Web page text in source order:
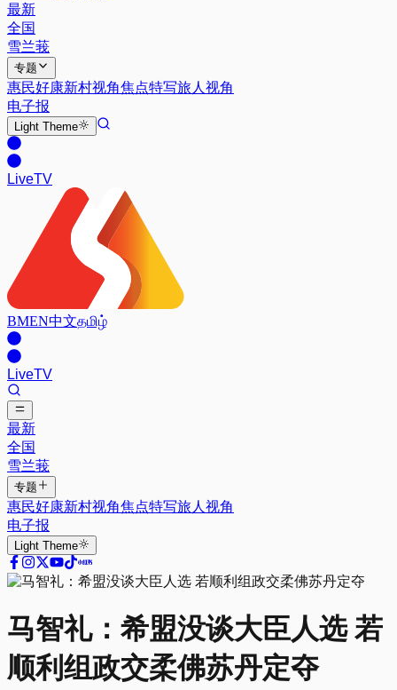
最新
全国
雪兰莪
专题
惠民好康新村视角焦点特写旅人视角
电子报
Light Theme
LiveTV
BMEN中文தமிழ்
LiveTV
最新
全国
雪兰莪
专题
惠民好康新村视角焦点特写旅人视角
电子报
Light Theme
马智礼：希盟没谈大臣人选 若
顺利组政交柔佛苏丹定夺